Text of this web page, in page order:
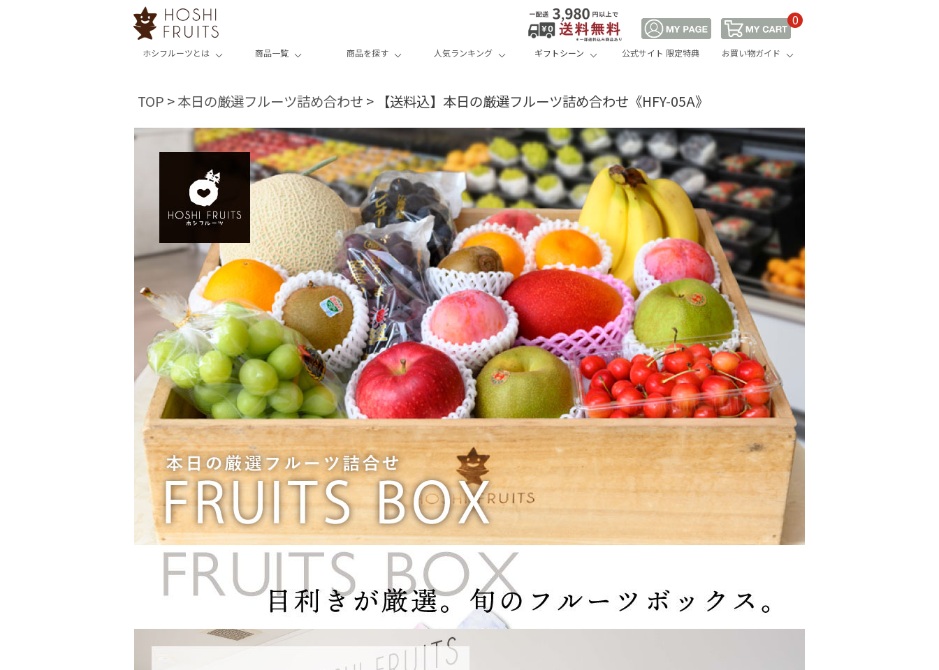
0
ホシフルーツとは 商品一覧 商品を探す 人気ランキング ギフトシーン 公式サイト 限定特典 お買い物ガイド
TOP 本日の厳選フルーツ詰め合わせ 【送料込】本日の厳選フルーツ詰め合わせ《HFY-05A》